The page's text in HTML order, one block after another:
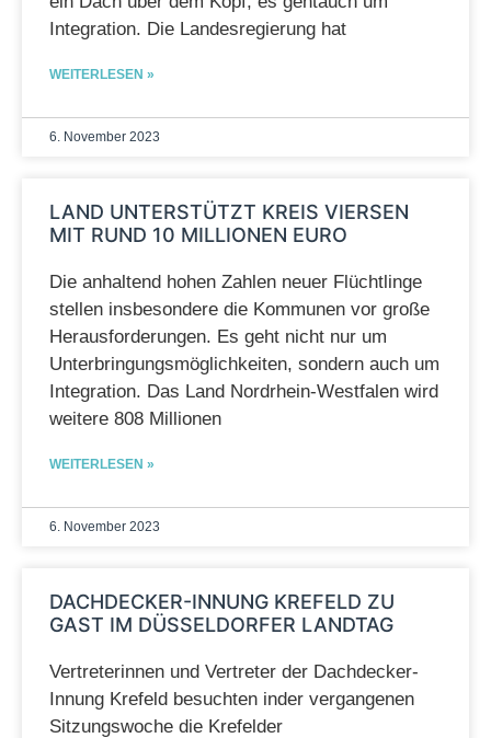
Integration. Die Landesregierung hat
WEITERLESEN »
6. November 2023
LAND UNTERSTÜTZT KREIS VIERSEN
MIT RUND 10 MILLIONEN EURO
Die anhaltend hohen Zahlen neuer Flüchtlinge
stellen insbesondere die Kommunen vor große
Herausforderungen. Es geht nicht nur um
Unterbringungsmöglichkeiten, sondern auch um
Integration. Das Land Nordrhein-Westfalen wird
weitere 808 Millionen
WEITERLESEN »
6. November 2023
DACHDECKER-INNUNG KREFELD ZU
GAST IM DÜSSELDORFER LANDTAG
Vertreterinnen und Vertreter der Dachdecker-
Innung Krefeld besuchten inder vergangenen
Sitzungswoche die Krefelder